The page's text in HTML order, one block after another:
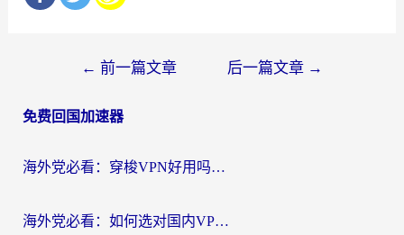
导
← 前一篇文章 后一篇文章 →
免费回国加速器
海外党必看：穿梭VPN好用吗？和云帆VPN对比哪个回国效果更好？附真实测评+避坑指南
海外党必看：如何选对国内VPN，实现无缝访问国内资源？